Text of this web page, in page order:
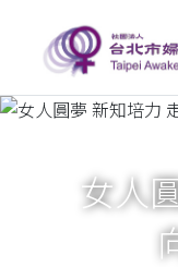
女人